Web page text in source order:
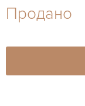
27-44
Продано